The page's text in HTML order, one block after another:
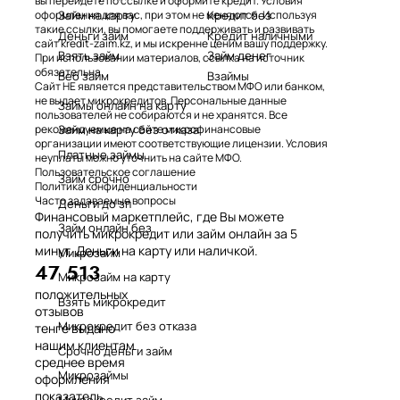
Займ на карту
Деньги займ
Взять займ
Веб займ
Кредит без
Кредит наличными
Займ денег
Взаймы
Займы онлайн на карту
Займ на карту без отказа
Платные займы
Займ срочно
Деньги до зп
Займ онлайн без
Микрозайм
Микрозайм на карту
Взять микрокредит
Микрокредит без отказа
Срочно деньги займ
Микрозаймы
оформления для вас, при этом не меняются. Используя
такие ссылки, вы помогаете поддерживать и развивать
сайт kredit-zaim.kz, и мы искренне ценим вашу поддержку.
При использовании материалов, ссылка на источник
обязательна.
Сайт НЕ является представительством МФО или банком,
не выдает микрокредитов. Персональные данные
пользователей не собираются и не хранятся. Все
рекомендуемые на сайте микрофинансовые
организации имеют соответствующие лицензии. Условия
неуплаты можно уточнить на сайте МФО.
Пользовательское соглашение
Политика конфиденциальности
Часто задаваемые вопросы
Финансовый маркетплейс, где Вы можете
получить микрокредит или займ онлайн за 5
минут. Деньги на карту или наличкой.
47 513
положительных
отзывов
тенге выдано
нашим клиентам
среднее время
оформления
показатель